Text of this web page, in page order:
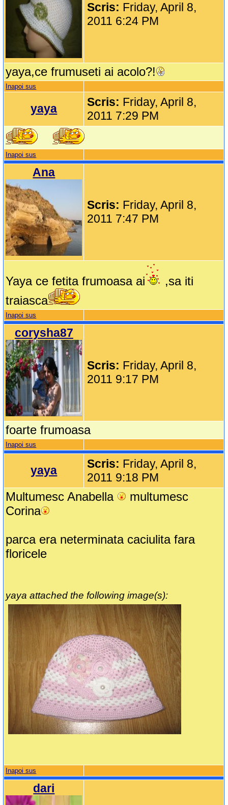
Scris: Friday, April 8,
2011 6:24 PM
yaya,ce frumuseti ai acolo?!
Inapoi sus
yaya Scris: Friday, April 8,
2011 7:29 PM
Inapoi sus
Ana
Scris: Friday, April 8,
2011 7:47 PM
Yaya ce fetita frumoasa ai
,sa iti
traiasca
Inapoi sus
corysha87
Scris: Friday, April 8,
2011 9:17 PM
foarte frumoasa
Inapoi sus
yaya Scris: Friday, April 8,
2011 9:18 PM
Multumesc Anabella
multumesc
Corina
parca era neterminata caciulita fara
floricele
yaya attached the following image(s):
Inapoi sus
dari